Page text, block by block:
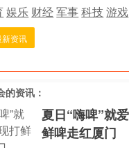
娱乐 财经军事科技游戏
资讯
的资讯：
夏日“嗨啤”就
鲜啤走红厦门